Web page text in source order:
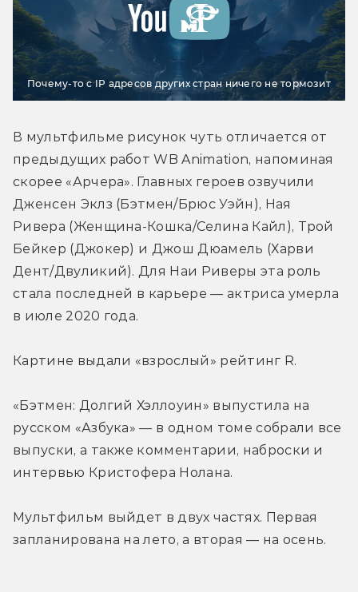
Почему-то с IP адресов других стран ничего не тормозит
В мультфильме рисунок чуть отличается от
предыдущих работ WB Animation, напоминая
скорее «Арчера». Главных героев озвучили
Дженсен Эклз (Бэтмен/Брюс Уэйн), Ная
Ривера (Женщина-Кошка/Селина Кайл), Трой
Бейкер (Джокер) и Джош Дюамель (Харви
Дент/Двуликий). Для Наи Риверы эта роль
стала последней в карьере — актриса умерла
в июле 2020 года.
Картине выдали «взрослый» рейтинг R.
«Бэтмен: Долгий Хэллоуин» выпустила на
русском «Азбука» — в одном томе собрали все
выпуски, а также комментарии, наброски и
интервью Кристофера Нолана.
Мультфильм выйдет в двух частях. Первая
запланирована на лето, а вторая — на осень.